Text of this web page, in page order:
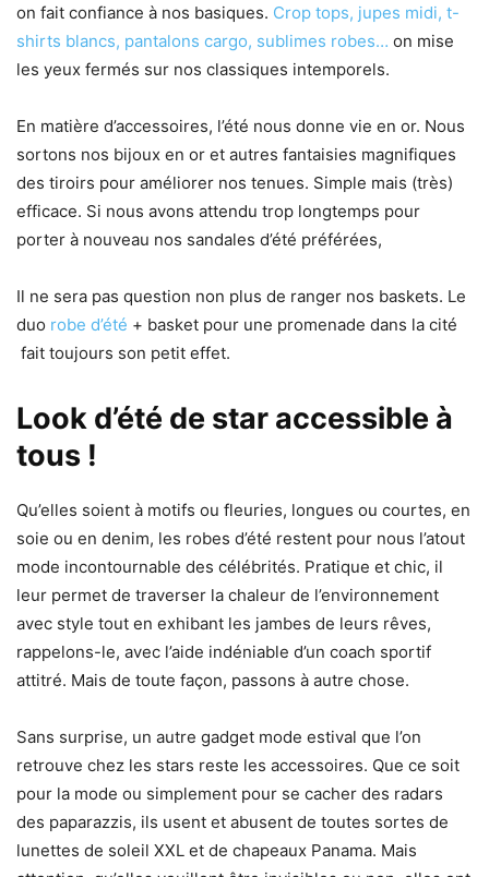
on fait confiance à nos basiques. Crop tops, jupes midi, t-
shirts blancs, pantalons cargo, sublimes robes… on mise
les yeux fermés sur nos classiques intemporels.
En matière d’accessoires, l’été nous donne vie en or. Nous
sortons nos bijoux en or et autres fantaisies magnifiques
des tiroirs pour améliorer nos tenues. Simple mais (très)
efficace. Si nous avons attendu trop longtemps pour
porter à nouveau nos sandales d’été préférées,
Il ne sera pas question non plus de ranger nos baskets. Le
duo robe d’été + basket pour une promenade dans la cité
fait toujours son petit effet.
Look d’été de star accessible à
tous !
Qu’elles soient à motifs ou fleuries, longues ou courtes, en
soie ou en denim, les robes d’été restent pour nous l’atout
mode incontournable des célébrités. Pratique et chic, il
leur permet de traverser la chaleur de l’environnement
avec style tout en exhibant les jambes de leurs rêves,
rappelons-le, avec l’aide indéniable d’un coach sportif
attitré.​​​ Mais de toute façon, passons à autre chose.
Sans surprise, un autre gadget mode estival que l’on
retrouve chez les stars reste les accessoires. Que ce soit
pour la mode ou simplement pour se cacher des radars
des paparazzis, ils usent et abusent de toutes sortes de
lunettes de soleil XXL et de chapeaux Panama. Mais